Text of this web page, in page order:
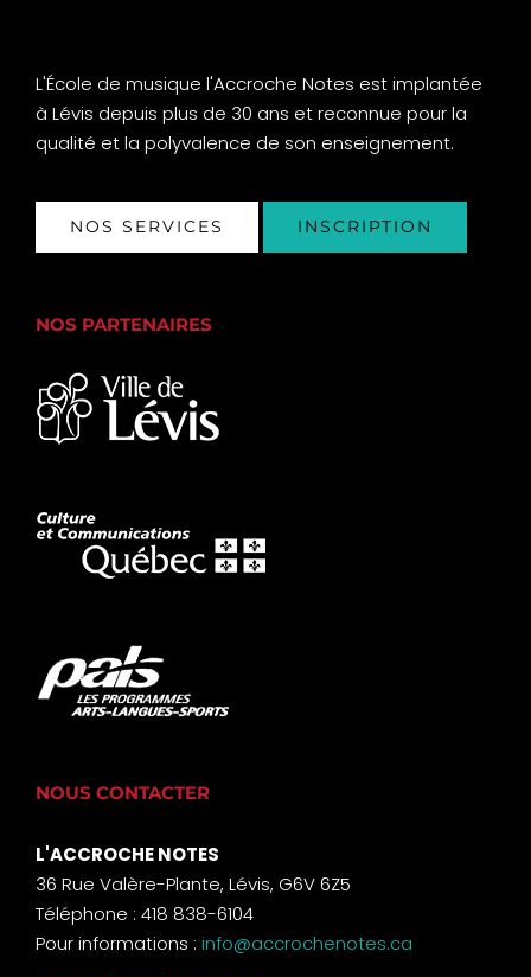
L'École de musique l'Accroche Notes est implantée
à Lévis depuis plus de 30 ans et reconnue pour la
qualité et la polyvalence de son enseignement.
NOS SERVICES INSCRIPTION
NOS PARTENAIRES
NOUS CONTACTER
L'ACCROCHE NOTES
36 Rue Valère-Plante, Lévis, G6V 6Z5
Téléphone : 418 838-6104
Pour informations : info@accrochenotes.ca